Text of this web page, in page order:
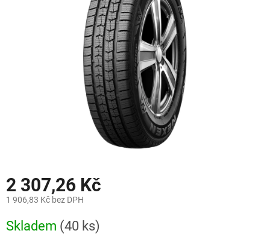
2 307,26 Kč
1 906,83 Kč bez DPH
cena:
Skladem (40 ks)